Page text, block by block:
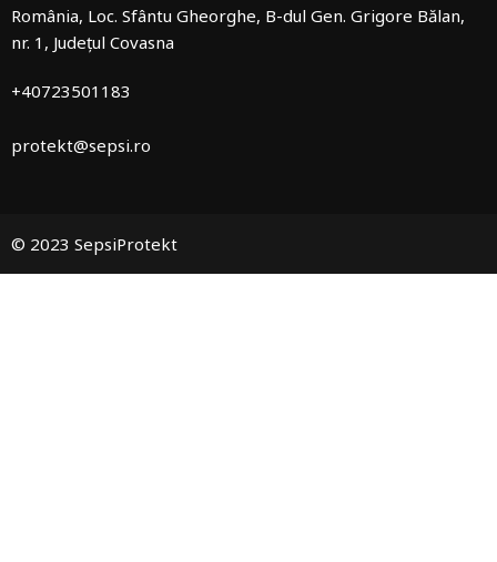
România, Loc. Sfântu Gheorghe, B-dul Gen. Grigore Bălan,
nr. 1, Județul Covasna
+40723501183
protekt@sepsi.ro
© 2023 SepsiProtekt